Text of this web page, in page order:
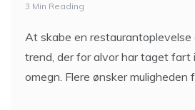
3 Min Reading
At skabe en restaurantoplevelse
trend, der for alvor har taget fart
omegn. Flere ønsker muligheden